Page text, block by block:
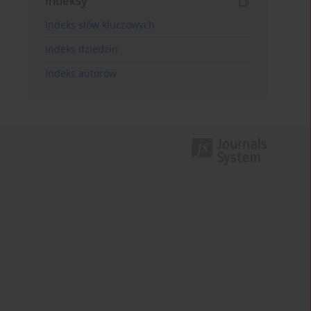
Indeks słów kluczowych
Indeks dziedzin
Indeks autorów